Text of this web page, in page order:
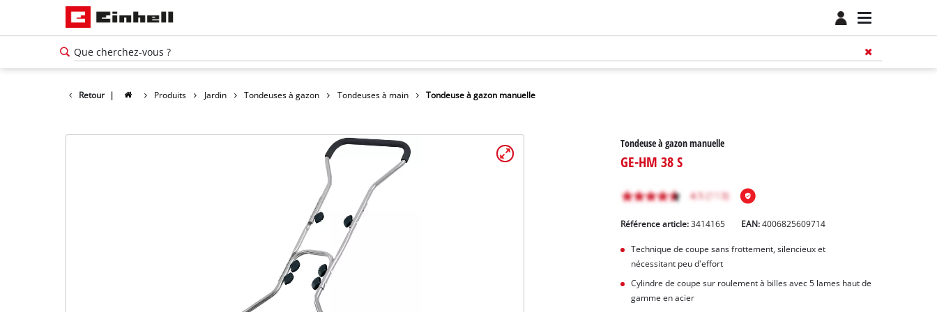
Retour | Produits Jardin Tondeuses à gazon Tondeuses à main Tondeuse à gazon manuelle
Tondeuse à gazon manuelle
GE-HM 38 S
Référence article: 3414165 EAN:4006825609714
Technique de coupe sans frottement, silencieux et
nécessitant peu d'effort
Cylindre de coupe sur roulement à billes avec 5 lames haut de
gamme en acier